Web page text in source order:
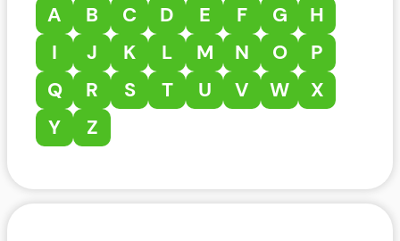
A B C D E F G
H
I
J K L M N O
P
Q
R S T U V W
X
Y
Z